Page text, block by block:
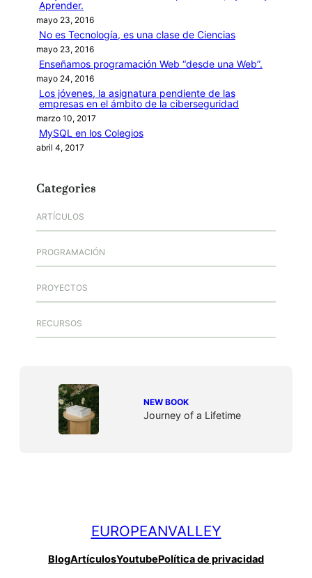
Aprender.
mayo 23, 2016
No es Tecnología, es una clase de Ciencias
mayo 23, 2016
Enseñamos programación Web “desde una Web”.
mayo 24, 2016
Los jóvenes, la asignatura pendiente de las
empresas en el ámbito de la ciberseguridad
marzo 10, 2017
MySQL en los Colegios
abril 4, 2017
Categories
ARTÍCULOS
PROGRAMACIÓN
PROYECTOS
RECURSOS
NEW BOOK
Journey of a Lifetime
EUROPEANVALLEY
BlogArtículosYoutubePolítica de privacidad